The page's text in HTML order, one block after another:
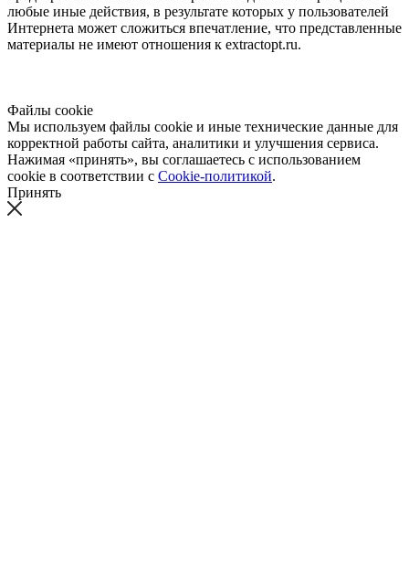
любые иные действия, в результате которых у пользователей
Интернета может сложиться впечатление, что представленные
материалы не имеют отношения к extractopt.ru.
Файлы cookie
Мы используем файлы cookie и иные технические данные для
корректной работы сайта, аналитики и улучшения сервиса.
Нажимая «принять», вы соглашаетесь с использованием
cookie в соответствии с Cookie-политикой.
Принять